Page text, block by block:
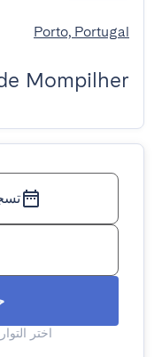
Porto, Portugal
Mompilher
اختر